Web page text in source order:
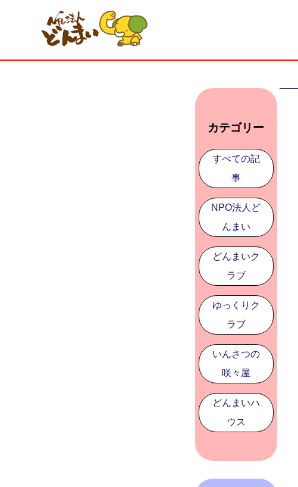
カテゴリー
すべての記
事
NPO法人ど
んまい
どんまいク
ラブ
ゆっくりク
ラブ
いんさつの
咲々屋
どんまいハ
ウス